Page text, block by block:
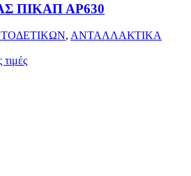
ΠΙΚΑΠ ΑΡ630
, ΑΝΤΑΛΛΑΚΤΙΚΑ
τιμές